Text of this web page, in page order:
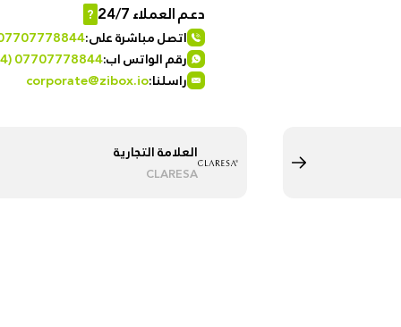
دعم العملاء 24/7
?
اتصل مباشرة على:
رقم الواتس اب:07707778844
راسلنا:corporate@zibox.io
العلامة التجارية
CLARESA